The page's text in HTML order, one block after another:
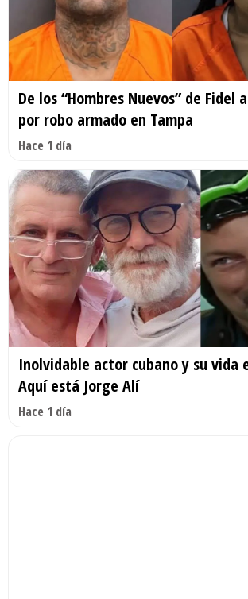
De los “Hombres Nuevos” de Fidel
por robo armado en Tampa
Hace 1 día
Inolvidable actor cubano y su vida
Aquí está Jorge Alí
Hace 1 día